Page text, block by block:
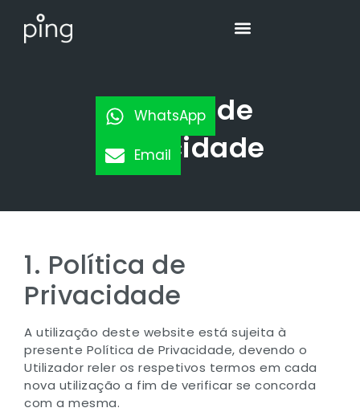
Política de
Privacidade
1. Política de
Privacidade
A utilização deste website está sujeita à
presente Política de Privacidade, devendo o
Utilizador reler os respetivos termos em cada
nova utilização a fim de verificar se concorda
com a mesma.
WhatsApp
Email